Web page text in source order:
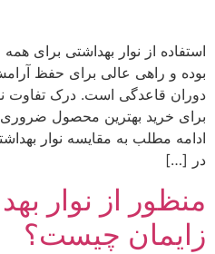
استفاده از نوار بهداشتی برای
بوده و راهی عالی برای حفظ
دوران قاعدگی است. درک تفاوت
برای خرید بهترین محصول ضروری
ادامه مطلب به مقایسه نوار
در […]
منظور از نوار
زایمان چیست؟